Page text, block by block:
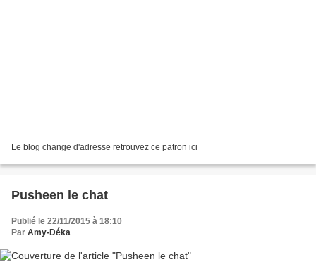
Le blog change d'adresse retrouvez ce patron ici
Pusheen le chat
Publié le 22/11/2015 à 18:10
Par Amy-Déka